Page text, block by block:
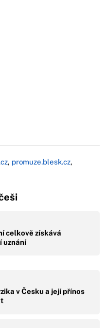
, promuze.blesk.cz,
celkově získává
uznání
v Česku a její přínos